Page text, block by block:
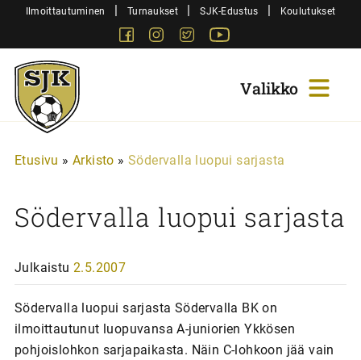
SiirryIlmoittautuminen | Turnaukset | SJK-Edustus | Koulutukset
FacebookInstagram
Twitter
Sjk-
Juniorit
Etusivu » Arkisto » Södervalla luopui sarjasta
Södervalla luopui sarjasta
Julkaistu 2.5.2007
Södervalla luopui sarjasta Södervalla BK on
ilmoittautunut luopuvansa A-juniorien Ykkösen
pohjoislohkon sarjapaikasta. Näin C-lohkoon jää vain